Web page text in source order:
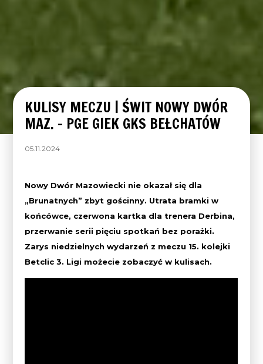
KULISY MECZU | ŚWIT NOWY DWÓR
MAZ. – PGE GIEK GKS BEŁCHATÓW
05.11.2024
Nowy Dwór Mazowiecki nie okazał się dla
„Brunatnych” zbyt gościnny. Utrata bramki w
końcówce, czerwona kartka dla trenera Derbina,
przerwanie serii pięciu spotkań bez porażki.
Zarys niedzielnych wydarzeń z meczu 15. kolejki
Betclic 3. Ligi możecie zobaczyć w kulisach.